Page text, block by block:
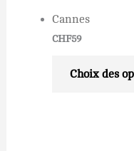
Cannes
CHF59
Choix des